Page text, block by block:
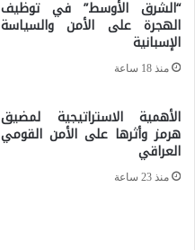
ا
ج
ي
ر
س
ي
ا
ل
ح
“الشرق الأوسط” في توظيف
الهجرة على الأمن والسياسة
الإسبانية
منذ 18 ساعة
الأهمية الاستراتيجية لمضيق
هرمز وأثرها على الأمن القومي
العراقي
منذ 23 ساعة